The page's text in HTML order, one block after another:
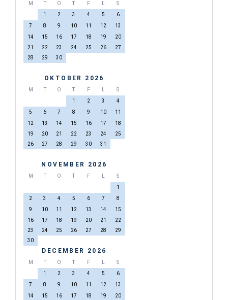
M T O T F L
S
1
2 3 4 5
6
7
8 9 10 11 12
13
14
15 16 17 18 19
20
21
22 23 24 25 26
27
28
29 30
OKTOBER 2026
M T O T F L
S
1
2 3
4
5
6 7 8 9 10
11
12
13 14 15 16 17
18
19
20 21 22 23 24
25
26
27 28 29 30 31
NOVEMBER 2026
M T O T F L
S
1
2
3 4 5 6 7
8
9
10 11 12 13 14
15
16
17 18 19 20 21
22
23
24 25 26 27 28
29
30
DECEMBER 2026
M T O T F L
S
1
2 3 4 5
6
7
8 9 10 11 12
13
14
15 16 17 18 19
20